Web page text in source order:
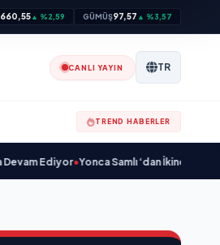
▲ %2,59 GÜMÜŞ97,57 ▲ %3,57
CANLI YAYIN TR
TREND HABERLER
Ediyor•Yonca Samlı ‘dan İkinci Tekli